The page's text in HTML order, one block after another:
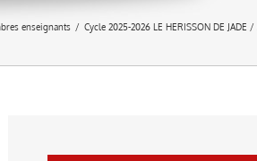
enseignants / Cycle 2025-2026 LE HERISSON DE JADE